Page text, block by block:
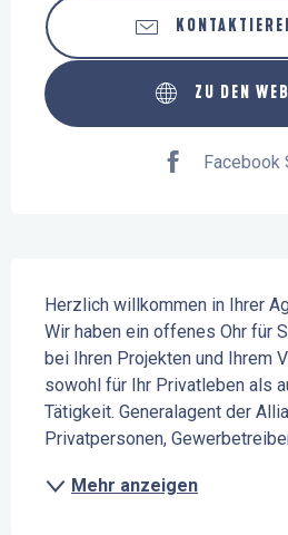
ZU DEN
Facebook
Herzlich willkommen in Ihrer
Wir haben ein offenes Ohr für
bei Ihren Projekten und Ihrem
sowohl für Ihr Privatleben als
Tätigkeit. Generalagent der
Privatpersonen,
Mehr anzeigen